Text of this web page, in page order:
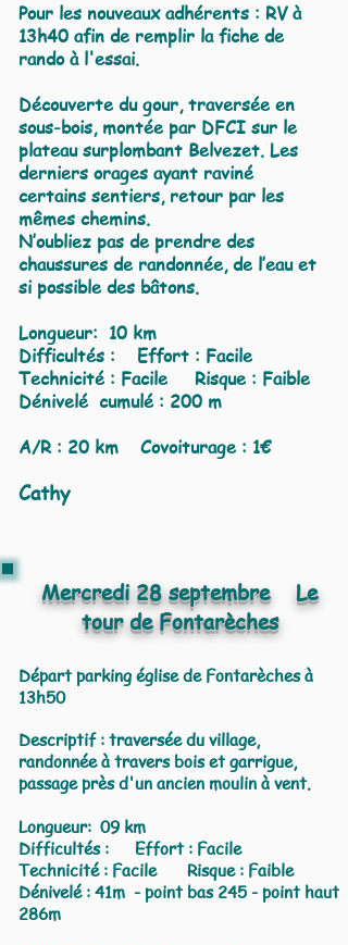
Pour les nouveaux adhérents : RV à
13h40 afin de remplir la fiche de
rando à l'essai.
Découverte du gour, traversée en
sous-bois, montée par DFCI sur le
plateau surplombant Belvezet. Les
derniers orages ayant raviné
certains sentiers, retour par les
mêmes chemins.
N’oubliez pas de prendre des
chaussures de randonnée, de l’eau et
si possible des bâtons.
Longueur: 10 km
Difficultés : Effort : Facile
Technicité : Facile Risque : Faible
Dénivelé cumulé : 200 m
A/R : 20 km Covoiturage : 1€
Cathy
Mercredi 28 septembre Le
tour de Fontarèches
Départ parking église de Fontarèches à
13h50
Descriptif : traversée du village,
randonnée à travers bois et garrigue,
passage près d'un ancien moulin à vent.
Longueur: 09 km
Difficultés : Effort : Facile
Technicité : Facile Risque : Faible
Dénivelé : 41m - point bas 245 - point haut
286m